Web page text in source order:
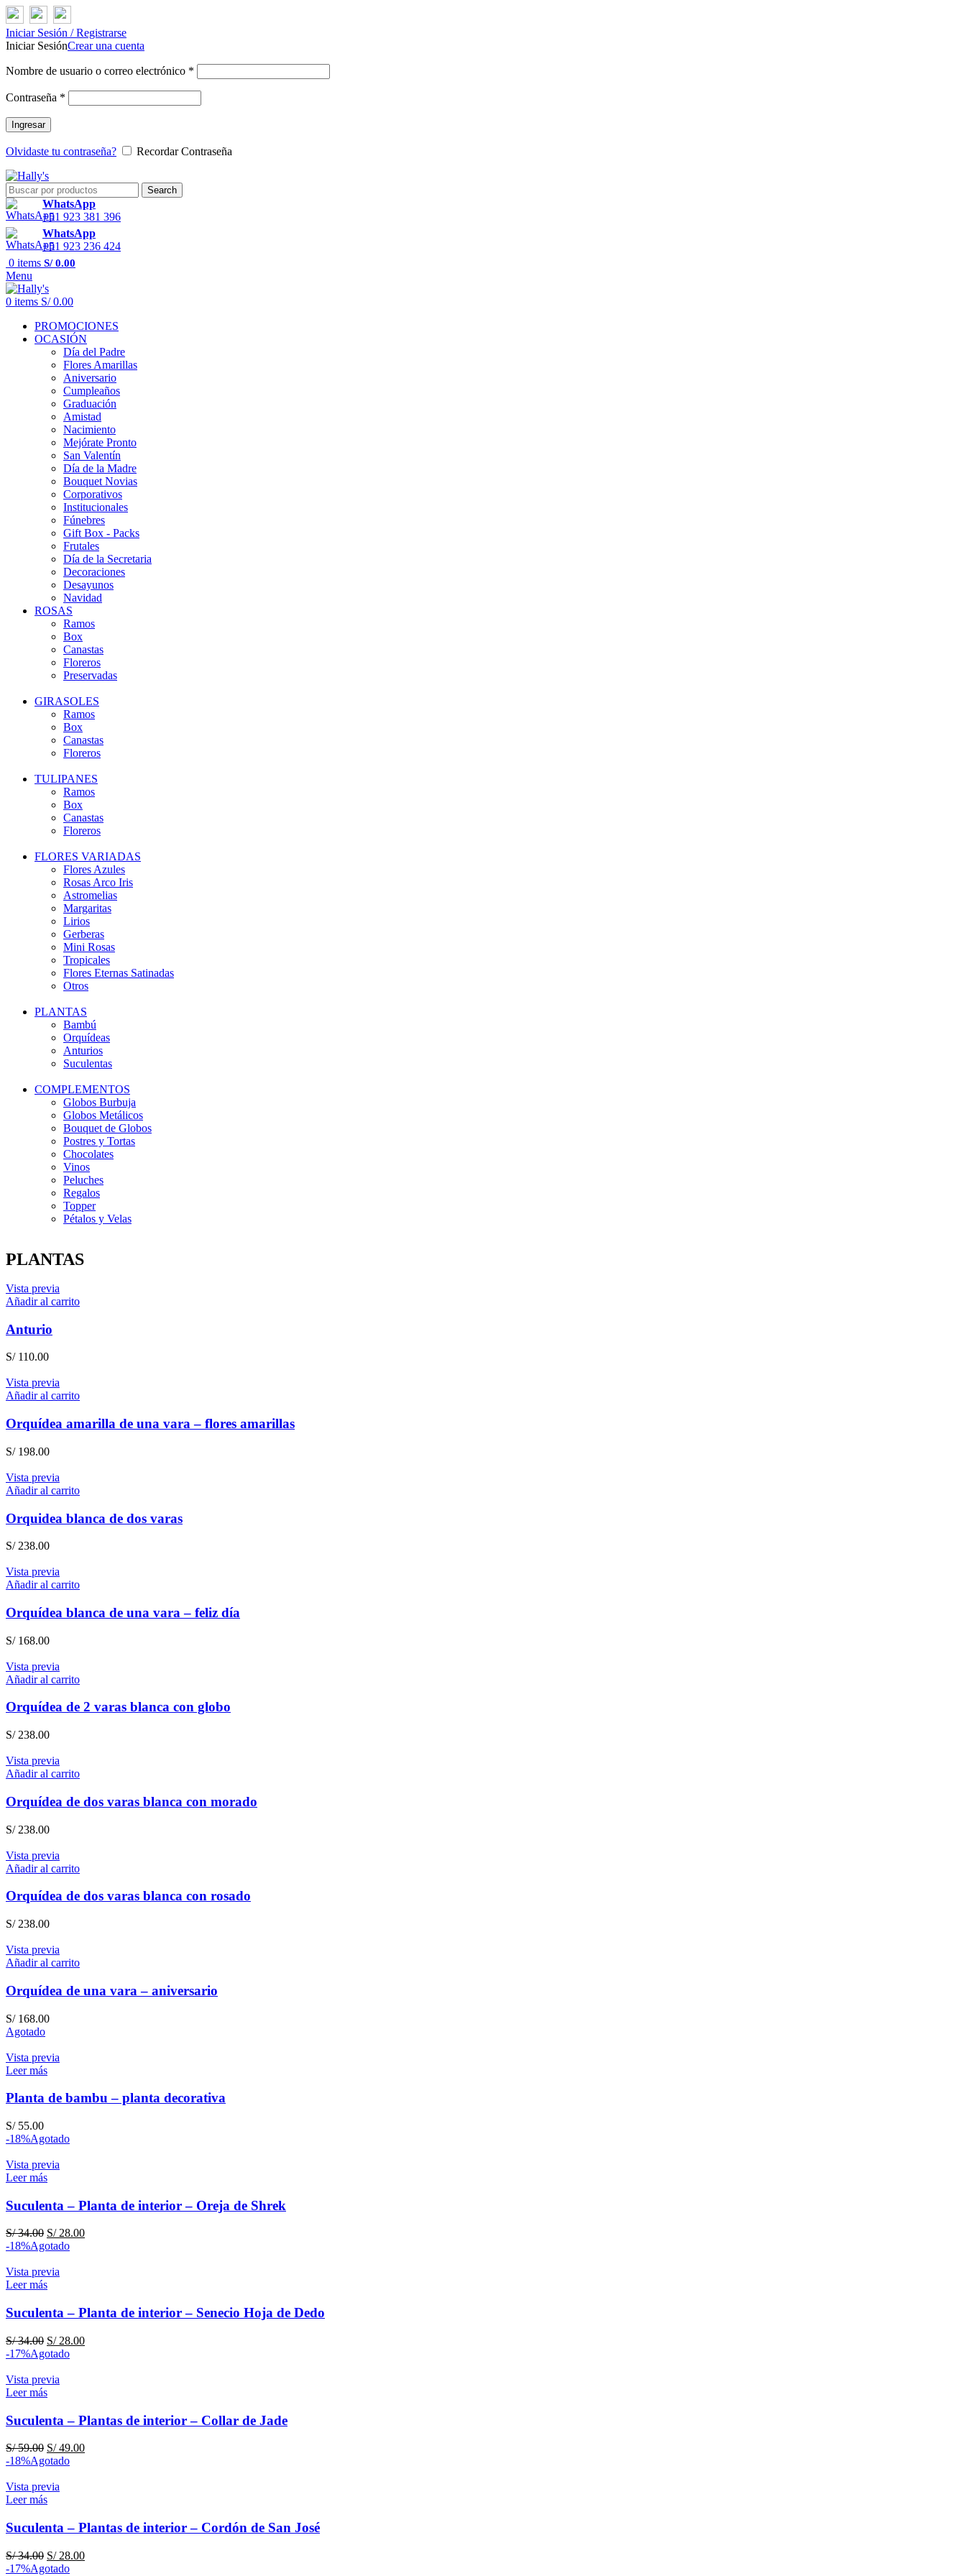
Iniciar Sesión / Registrarse
Iniciar SesiónCrear una cuenta
Nombre de usuario o correo electrónico *
Contraseña *
Ingresar
Olvidaste tu contraseña? Recordar Contraseña
Search
WhatsApp
+51 923 381 396
WhatsApp
+51 923 236 424
0 items S/0.00
Menu
0 items S/0.00
PROMOCIONES
OCASIÓN
Día del Padre
Flores Amarillas
Aniversario
Cumpleaños
Graduación
Amistad
Nacimiento
Mejórate Pronto
San Valentín
Día de la Madre
Bouquet Novias
Corporativos
Institucionales
Fúnebres
Gift Box - Packs
Frutales
Día de la Secretaria
Decoraciones
Desayunos
Navidad
ROSAS
Ramos
Box
Canastas
Floreros
Preservadas
GIRASOLES
Ramos
Box
Canastas
Floreros
TULIPANES
Ramos
Box
Canastas
Floreros
FLORES VARIADAS
Flores Azules
Rosas Arco Iris
Astromelias
Margaritas
Lirios
Gerberas
Mini Rosas
Tropicales
Flores Eternas Satinadas
Otros
PLANTAS
Bambú
Orquídeas
Anturios
Suculentas
COMPLEMENTOS
Globos Burbuja
Globos Metálicos
Bouquet de Globos
Postres y Tortas
Chocolates
Vinos
Peluches
Regalos
Topper
Pétalos y Velas
PLANTAS
Vista previa
Añadir al carrito
Anturio
S/110.00
Vista previa
Añadir al carrito
Orquídea amarilla de una vara – flores amarillas
S/198.00
Vista previa
Añadir al carrito
Orquidea blanca de dos varas
S/238.00
Vista previa
Añadir al carrito
Orquídea blanca de una vara – feliz día
S/168.00
Vista previa
Añadir al carrito
Orquídea de 2 varas blanca con globo
S/238.00
Vista previa
Añadir al carrito
Orquídea de dos varas blanca con morado
S/238.00
Vista previa
Añadir al carrito
Orquídea de dos varas blanca con rosado
S/238.00
Vista previa
Añadir al carrito
Orquídea de una vara – aniversario
S/168.00
Agotado
Vista previa
Leer más
Planta de bambu – planta decorativa
S/55.00
-18%Agotado
Vista previa
Leer más
Suculenta – Planta de interior – Oreja de Shrek
S/34.00 El
precio
era:
S/ 34.00.
S/28.00El
-18%Agotado
Vista previa
Leer más
Suculenta – Planta de interior – Senecio Hoja de Dedo
S/34.00 El
precio
era:
S/ 34.00.
S/28.00El
-17%Agotado
Vista previa
Leer más
Suculenta – Plantas de interior – Collar de Jade
S/59.00 El
precio
era:
S/ 59.00.
S/49.00El
-18%Agotado
Vista previa
Leer más
Suculenta – Plantas de interior – Cordón de San José
S/34.00 El
precio
S/28.00El
-17%Agotado